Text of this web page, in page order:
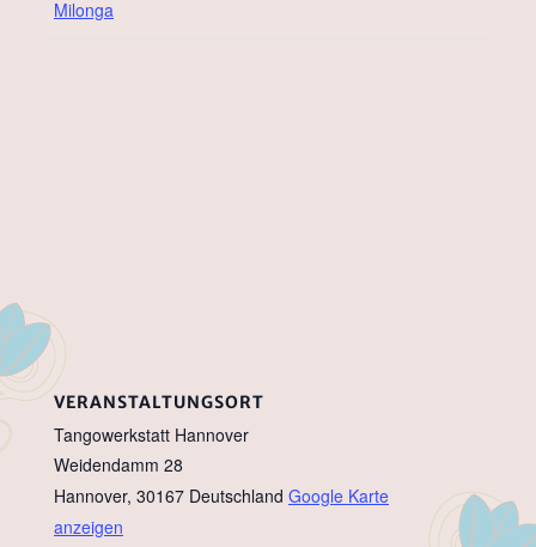
Milonga
VERANSTALTUNGSORT
Tangowerkstatt Hannover
Weidendamm 28
Hannover, 30167 Deutschland Google Karte
anzeigen